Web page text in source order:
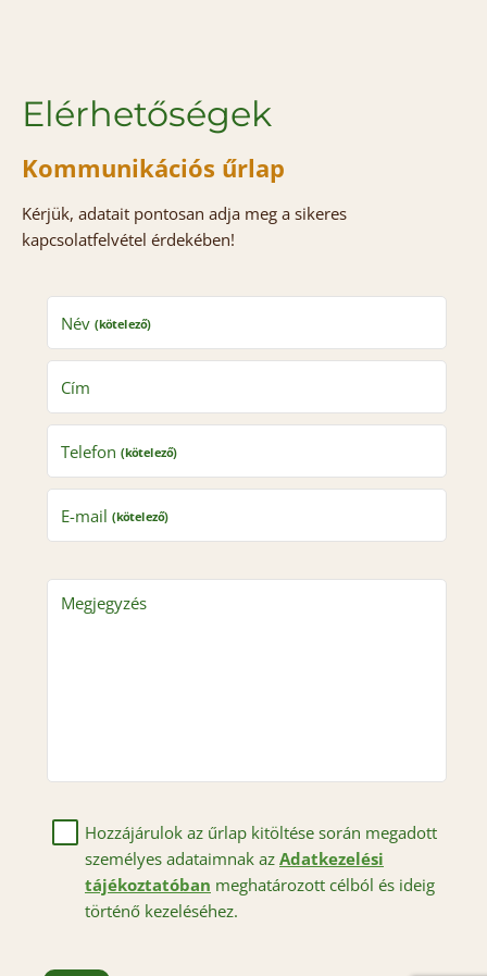
Elérhetőségek
Kommunikációs űrlap
Kérjük, adatait pontosan adja meg a sikeres
kapcsolatfelvétel érdekében!
Név (kötelező)
Cím
Telefon (kötelező)
E-mail (kötelező)
Megjegyzés
Hozzájárulok az űrlap kitöltése során megadott
személyes adataimnak az Adatkezelési
tájékoztatóban meghatározott célból és ideig
történő kezeléséhez.